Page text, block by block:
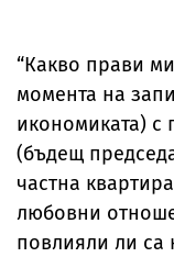
подробности за
гаврите с убития
мъж в Пловдив
“Какво прави
момента на
икономиката) с
(бъдещ
частна
любовни
повлияли ли са